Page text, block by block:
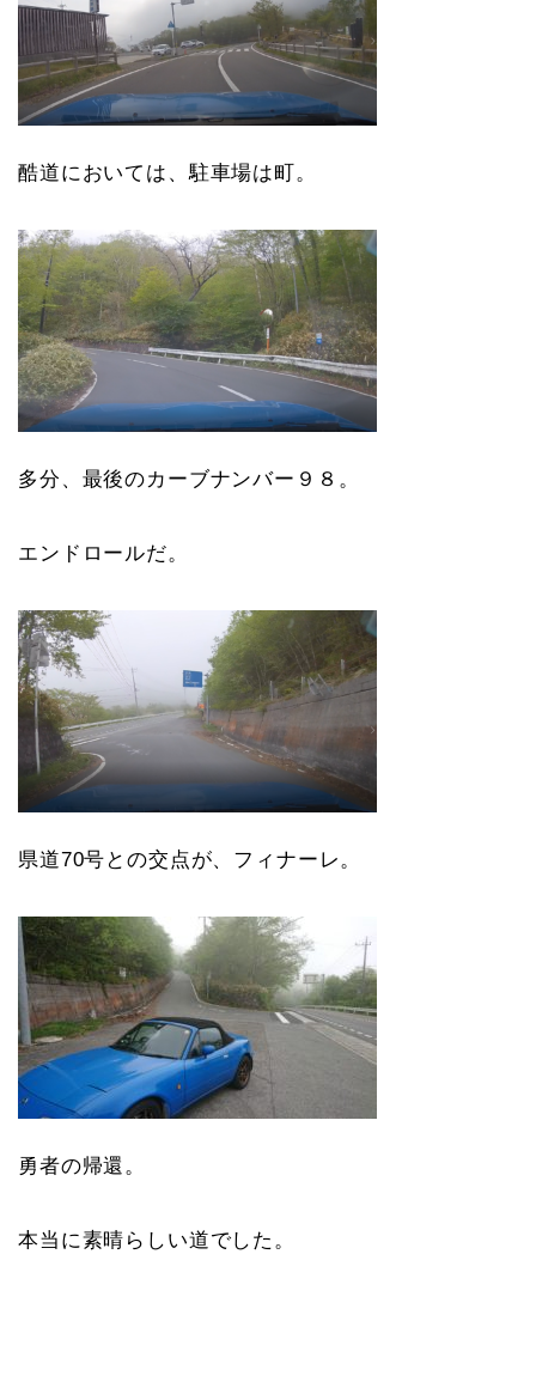
酷道においては、駐車場は町。
多分、最後のカーブナンバー９８。
エンドロールだ。
県道70号との交点が、フィナーレ。
勇者の帰還。
本当に素晴らしい道でした。